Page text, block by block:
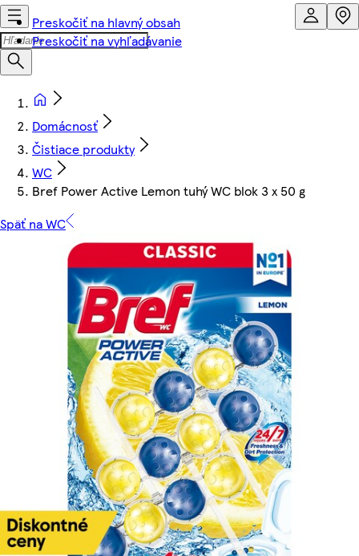
Preskočiť na hlavný obsah
Preskočiť na vyhľadávanie
Domácnosť
Čistiace produkty
WC
Bref Power Active Lemon tuhý WC blok 3 x 50 g
Späť na WC